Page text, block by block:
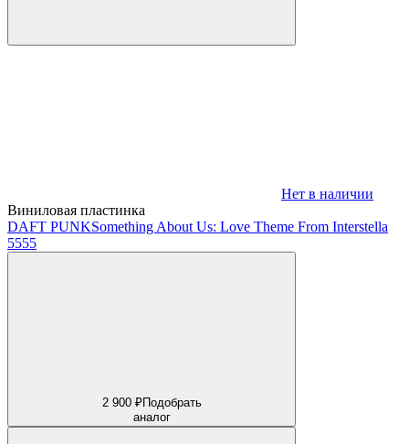
Нет в наличии
Виниловая пластинка
DAFT PUNKSomething About Us: Love Theme From Interstella
5555
2 900 ₽Подобрать
аналог